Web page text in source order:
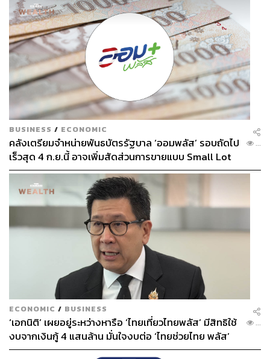
BUSINESS / ECONOMIC
คลังเตรียมจำหน่ายพันธบัตรรัฐบาล ‘ออมพลัส’ รอบถัดไป
เร็วสุด 4 ก.ย.นี้ อาจเพิ่มสัดส่วนการขายแบบ Small Lot
First มากขึ้น
...
ECONOMIC / BUSINESS
‘เอกนิติ’ เผยอยู่ระหว่างหารือ ‘ไทยเที่ยวไทยพลัส’ มีสิทธิใช้
งบจากเงินกู้ 4 แสนล้าน มั่นใจงบต่อ ‘ไทยช่วยไทย พลัส’
เฟส 2 มีเพียงพอ
...